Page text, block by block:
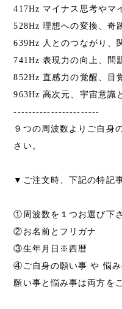
417Hz マイナス思考やマ
528Hz 理想への変換、奇
639Hz 人とのつながり、
741Hz 表現力の向上、問
852Hz 直感力の覚醒、目
963Hz 高次元、宇宙意識
-----------------------
９つの周波数よりご自身
さい。
▼ご注文時、下記の特記
①周波数を１つお選び下
②お名前とフリガナ
③生年月日※西暦
④ご自身の願い事 や 悩み
願い事と悩み事は両方を